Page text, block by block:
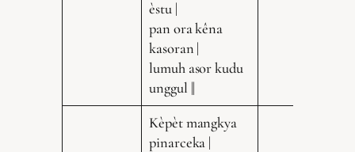
èstu |
pan ora kêna
kasoran |
lumuh asor kudu
unggul ||
Kèpèt mangkya
pinarceka |